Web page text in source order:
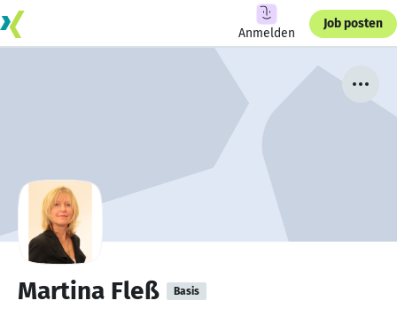
Anmelden
Job posten
Martina Fleß Basis